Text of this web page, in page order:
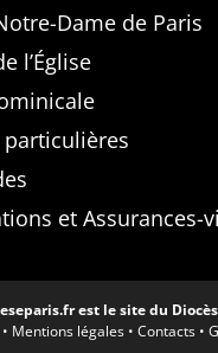
Dame de Paris
l’Église
particulières
et Assurances-
est le site du
Mentions légales• Contacts•